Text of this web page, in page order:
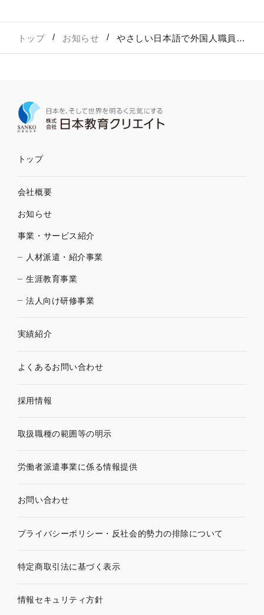
トップ お知らせ やさしい日本語で外国人職員との相互理解を促進 日本教育クリエイトが介護現場向け受け入れ研修を実施
トップ
会社概要
お知らせ
事業・サービス紹介
人材派遣・紹介事業
生涯教育事業
法人向け研修事業
実績紹介
よくあるお問い合わせ
採用情報
取扱職種の範囲等の明示
労働者派遣事業に係る情報提供
お問い合わせ
プライバシーポリシー・ 反社会的勢力の排除について
特定商取引法に基づく表示
情報セキュリティ方針